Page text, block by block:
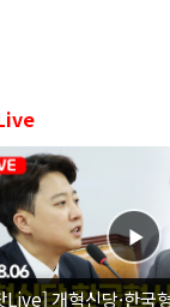
Live] 개혁신당·한국